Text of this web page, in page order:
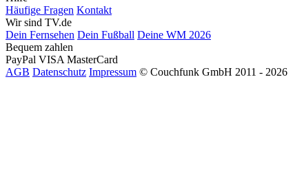
Häufige Fragen Kontakt
Wir sind TV.de
Dein Fernsehen Dein Fußball Deine WM 2026
Bequem zahlen
PayPal VISA MasterCard
AGB Datenschutz Impressum © Couchfunk GmbH 2011 - 2026